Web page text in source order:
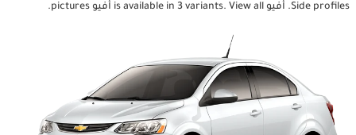
Side profiles. أفيو is available in 3 variants. View all أفيو pictures.